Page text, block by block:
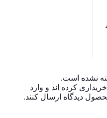
نشده است.
کرده اند و وارد
دیدگاه ارسال کنند.